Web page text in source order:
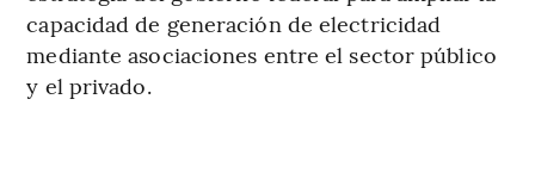
capacidad de generación de electricidad
mediante asociaciones entre el sector público
y el privado.